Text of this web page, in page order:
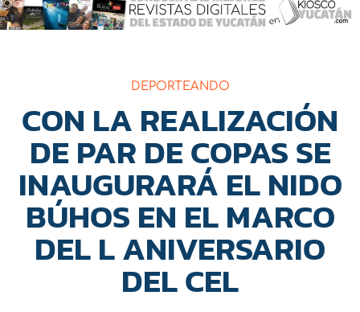
DEPORTEANDO
CON LA REALIZACIÓN
DE PAR DE COPAS SE
INAUGURARÁ EL NIDO
BÚHOS EN EL MARCO
DEL L ANIVERSARIO
DEL CEL